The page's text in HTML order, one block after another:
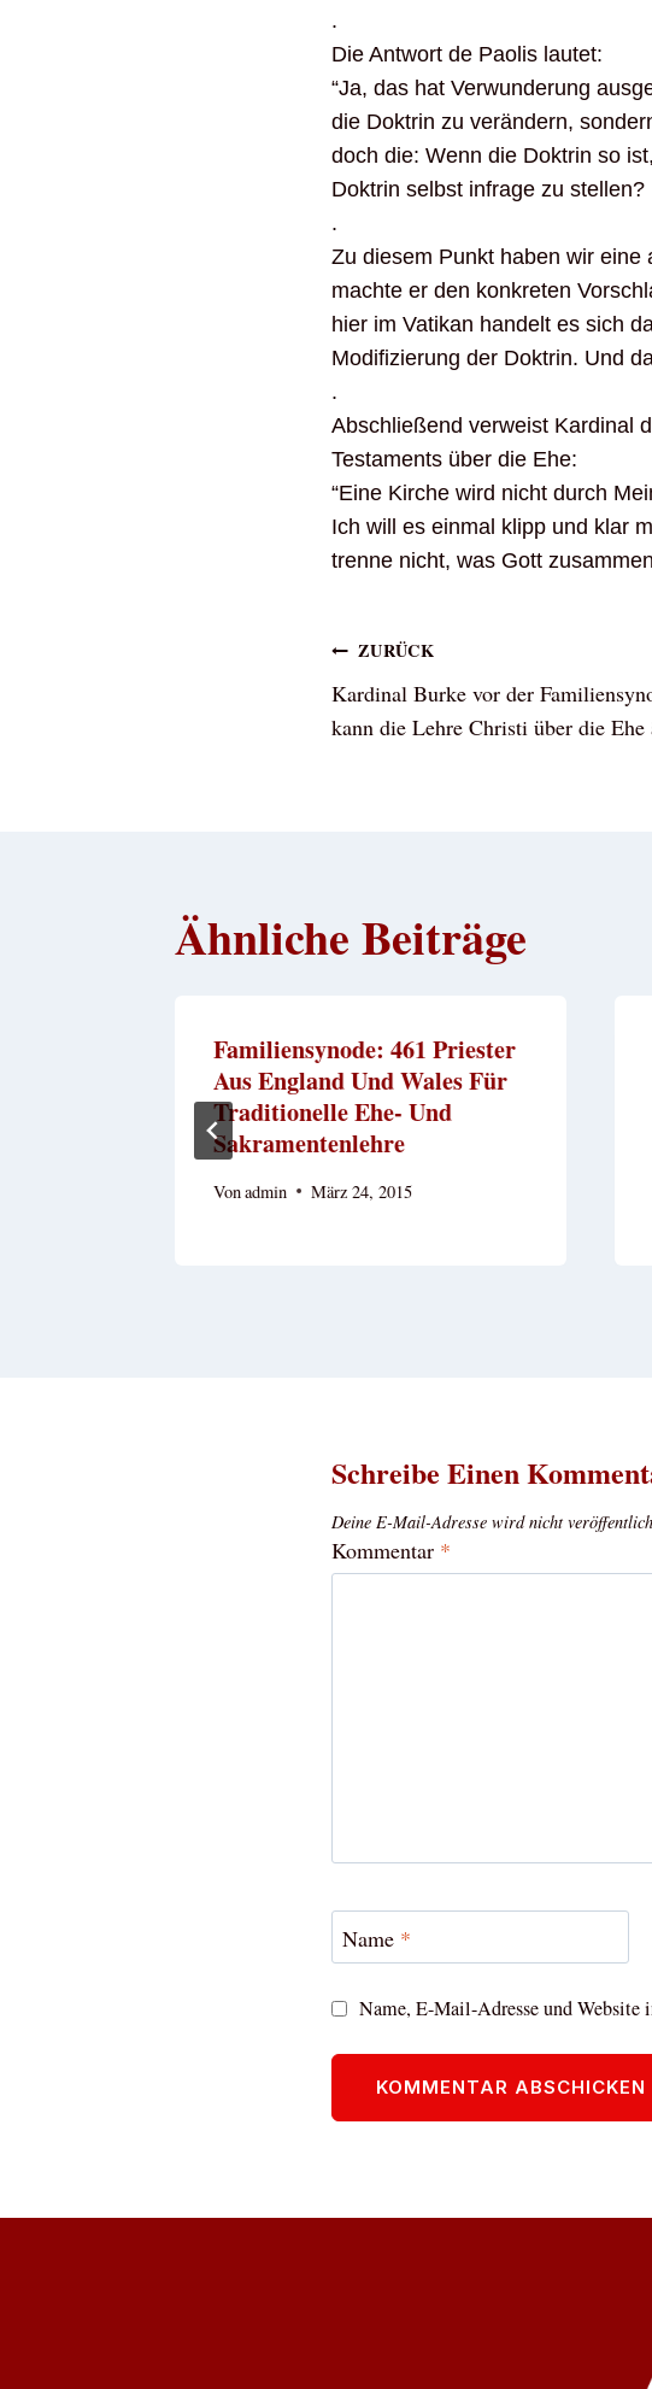
.
Die Antwort de Paolis lautet:
“Ja, das hat Verwunderung
die Doktrin zu verändern,
doch die: Wenn die Doktrin so
Doktrin selbst infrage zu stellen?
.
Zu diesem Punkt haben wir
machte er den konkreten
hier im Vatikan handelt es sich
Modifizierung der Doktrin. Und
.
Abschließend verweist Kardinal
Testaments über die Ehe:
“Eine Kirche wird nicht durch
Ich will es einmal klipp und klar
trenne nicht, was Gott
ZURÜCK
Kardinal Burke vor der
kann die Lehre Christi über die Ehe
Ähnliche Beiträge
Familiensynode: 461 Priester
Aus England Und Wales Für
Traditionelle Ehe- Und
Sakramentenlehre
Vonadmin März 24, 2015
Schreibe Einen
Deine E-Mail-Adresse wird nicht
Kommentar *
Name *
Name, E-Mail-Adresse und Website